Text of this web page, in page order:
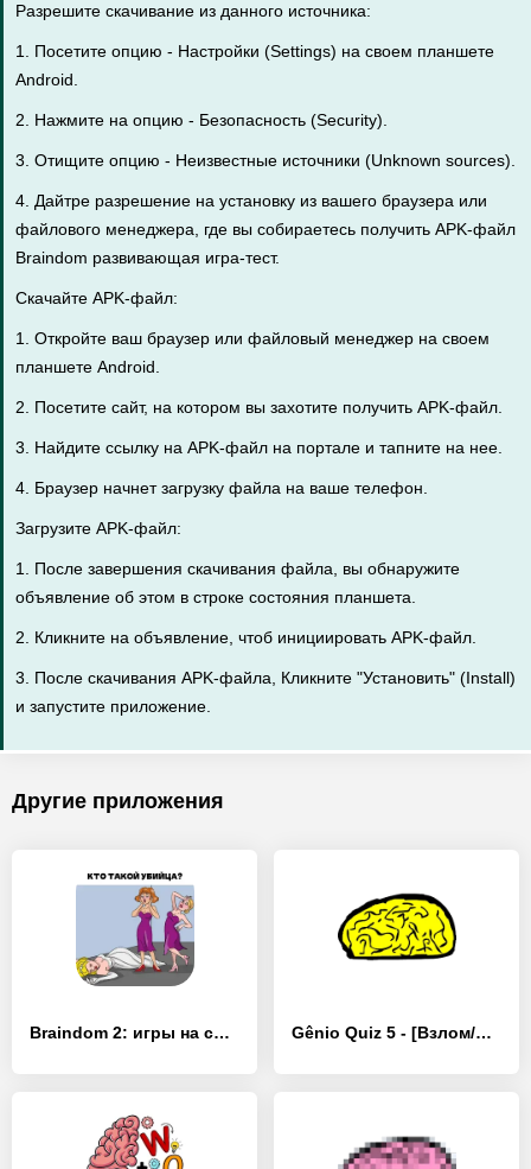
Разрешите скачивание из данного источника:
1. Посетите опцию - Настройки (Settings) на своем планшете
Android.
2. Нажмите на опцию - Безопасность (Security).
3. Отищите опцию - Неизвестные источники (Unknown sources).
4. Дайтре разрешение на установку из вашего браузера или
файлового менеджера, где вы собираетесь получить APK-файл
Braindom развивающая игра-тест.
Скачайте APK-файл:
1. Откройте ваш браузер или файловый менеджер на своем
планшете Android.
2. Посетите сайт, на котором вы захотите получить APK-файл.
3. Найдите ссылку на APK-файл на портале и тапните на нее.
4. Браузер начнет загрузку файла на ваше телефон.
Загрузите APK-файл:
1. После завершения скачивания файла, вы обнаружите
объявление об этом в строке состояния планшета.
2. Кликните на объявление, чтоб инициировать APK-файл.
3. После скачивания APK-файла, Кликните "Установить" (Install)
и запустите приложение.
Другие приложения
Braindom 2: игры на смекалку - [Взлом/МОД Много денег] Gênio Quiz 5 - [Взлом/МОД Меню]